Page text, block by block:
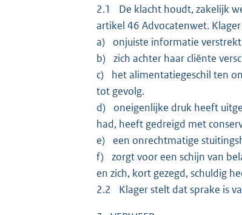
2.1 De klacht houdt, zakelijk
artikel 46 Advocatenwet.
a) onjuiste informatie verstrekt
b) zich achter haar cliënte
c) het alimentatiegeschil ten
tot gevolg.
d) oneigenlijke druk heeft
had, heeft gedreigd met
e) een onrechtmatige
f) zorgt voor een schijn van
en zich, kort gezegd, schuldig
2.2 Klager stelt dat sprake is